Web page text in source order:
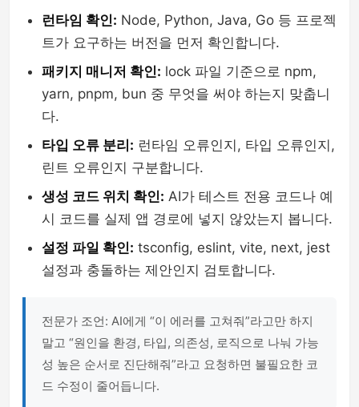
런타임 확인: Node, Python, Java, Go 등 프로젝
트가 요구하는 버전을 먼저 확인합니다.
패키지 매니저 확인: lock 파일 기준으로 npm,
yarn, pnpm, bun 중 무엇을 써야 하는지 맞춥니
다.
타입 오류 분리: 런타임 오류인지, 타입 오류인지,
린트 오류인지 구분합니다.
생성 코드 위치 확인: AI가 테스트 전용 코드나 예
시 코드를 실제 앱 경로에 넣지 않았는지 봅니다.
설정 파일 확인: tsconfig, eslint, vite, next, jest
설정과 충돌하는 제안인지 검토합니다.
전문가 조언: AI에게 “이 에러를 고쳐줘”라고만 하지
말고 “원인을 환경, 타입, 의존성, 로직으로 나눠 가능
성 높은 순서로 진단해줘”라고 요청하면 불필요한 코
드 수정이 줄어듭니다.